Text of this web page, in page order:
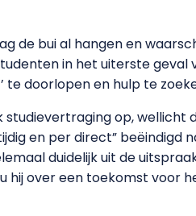
de bui al hangen en
in het uiterste geval
te doorlopen en hulp te
studievertraging op, wellicht
en per direct”
duidelijk uit de
hij over een toekomst voor